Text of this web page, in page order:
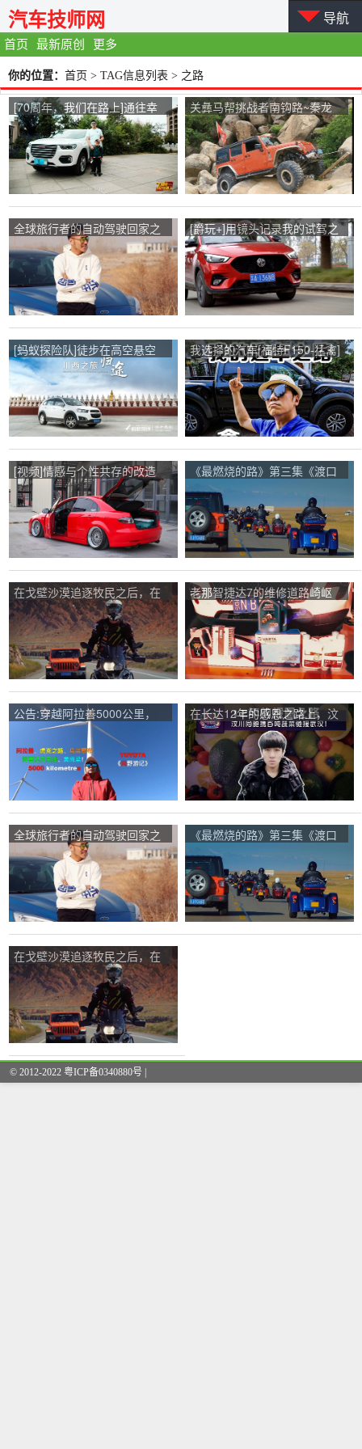
首页 最新原创 更多
汽车技师网 导航
你的位置： 首页 > TAG信息列表 > 之路
[70周年，我们在路上]通往幸
福的道路来自我的中国梦。
关彝马帮挑战者南钩路~秦龙
湾2号
全球旅行者的自动驾驶回家之
路
[爵玩+]用镜头记录我的试驾之
路
[蚂蚁探险队]徒步在高空悬空
雪山上的川西之旅几乎成了一
条不归路！
我选择的汽车[福特F150-猛禽]
[视频]情感与个性共存的改造
之路，刘妈的空气动力学姿态
《最燃烧的路》第三集《渡口
路》!我遇到了一群80多万辆哈
雷摩托车。
在戈壁沙漠追逐牧民之后，在
《最燃烧的路》第四集《渡口
公路》中，我差点从车上摔下
来。
老那智捷达7的维修道路崎岖
不平，希望对您有所帮助。
公告:穿越阿拉善5000公里，
虎克路，乌兰察布浑善达克，
黄冈梁
在长达12年的感恩之路上，汶
川同胞带着100吨蔬菜来到武
汉。
全球旅行者的自动驾驶回家之
路
《最燃烧的路》第三集《渡口
路》!我遇到了一群80多万辆哈
雷摩托车。
在戈壁沙漠追逐牧民之后，在
《最燃烧的路》第四集《渡口
公路》中，我差点从车上摔下
来。
© 2012-2022 粤ICP备0340880号 |